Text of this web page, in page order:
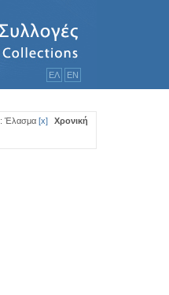
ΕΛ ΕΝ
: Έλασμα [x]
Χρονική